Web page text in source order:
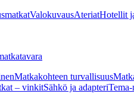
ValokuvausAteriatHotellit
Matkakohteen turvallisuus
– vinkitSähkö ja adapteri